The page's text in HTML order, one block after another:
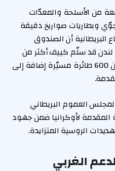
من الأسلحة والمعدّات
وبطاريات صواريخ دقيقة
البريطانية أن الصندوق
لندن قد سلّم كييف أكثر من
ألف نظام دفاع جوي وأكثر من 600 طائرة مسيّرة إضافة إلى
العموم البريطاني
المقدمة لأوكرانيا ضمن جهود
الروسية المتزايدة.
الغربي